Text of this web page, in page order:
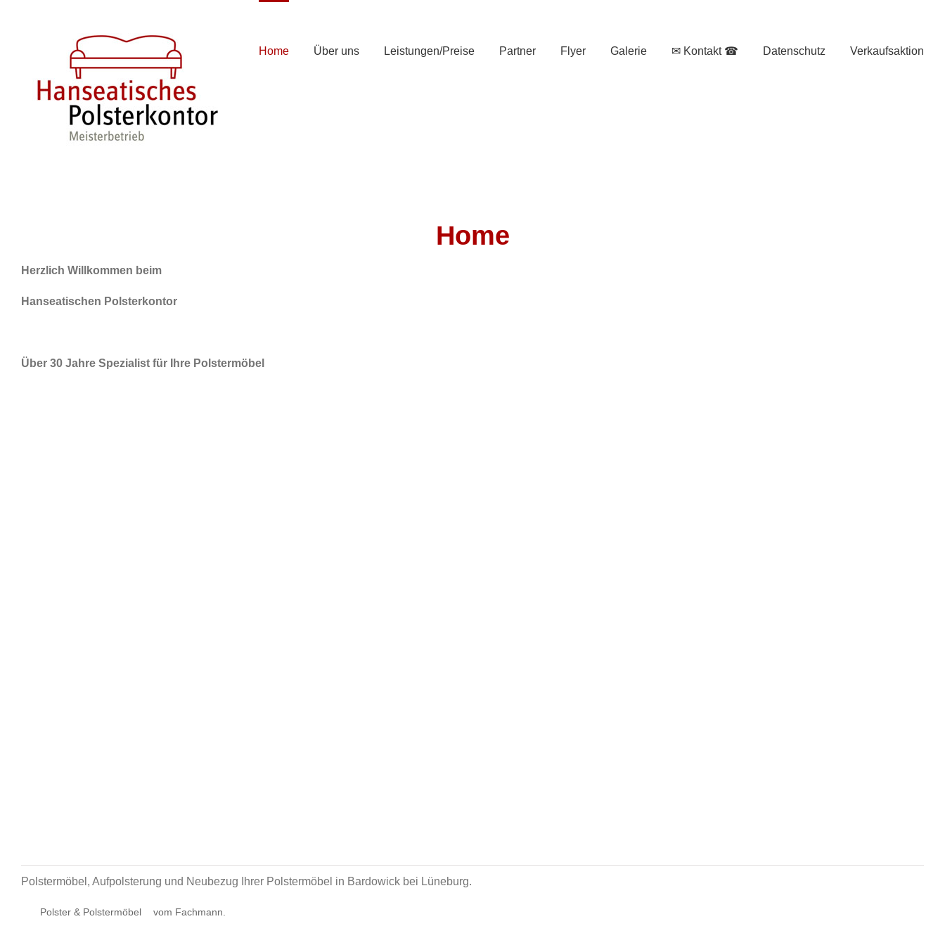
Home
Über uns Leistungen/Preise Partner Flyer Galerie ✉ Kontakt ☎ Datenschutz Verkaufsaktion
Home
Herzlich Willkommen beim
Hanseatischen Polsterkontor
Über 30 Jahre Spezialist für Ihre Polstermöbel
Polstermöbel, Aufpolsterung und Neubezug Ihrer Polstermöbel in Bardowick bei Lüneburg.
Polster & Polstermöbel vom Fachmann.